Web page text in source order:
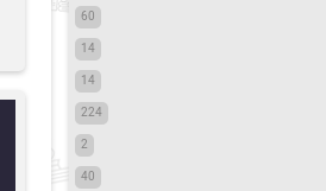
60
14
14
224
2
40